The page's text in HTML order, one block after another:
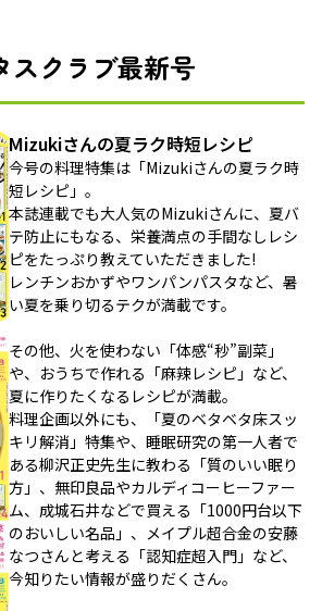
スクラブ最新号
Mizukiさんの夏ラク時短レシピ
今号の料理特集は「Mizukiさんの夏ラク時
短レシピ」。
本誌連載でも大人気のMizukiさんに、夏バ
テ防止にもなる、栄養満点の手間なしレシ
ピをたっぷり教えていただきました!
レンチンおかずやワンパンパスタなど、暑
い夏を乗り切るテクが満載です。
その他、火を使わない「体感“秒”副菜」
や、おうちで作れる「麻辣レシピ」など、
夏に作りたくなるレシピが満載。
料理企画以外にも、「夏のベタベタ床スッ
キリ解消」特集や、睡眠研究の第一人者で
ある柳沢正史先生に教わる「質のいい眠り
方」、無印良品やカルディコーヒーファー
ム、成城石井などで買える「1000円台以下
のおいしい名品」、メイプル超合金の安藤
なつさんと考える「認知症超入門」など、
今知りたい情報が盛りだくさん。